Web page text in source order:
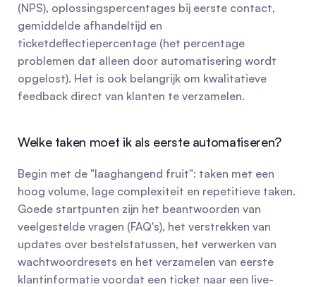
(NPS), oplossingspercentages bij eerste contact,
gemiddelde afhandeltijd en
ticketdeflectiepercentage (het percentage
problemen dat alleen door automatisering wordt
opgelost). Het is ook belangrijk om kwalitatieve
feedback direct van klanten te verzamelen.
Welke taken moet ik als eerste automatiseren?
Begin met de "laaghangend fruit": taken met een
hoog volume, lage complexiteit en repetitieve taken.
Goede startpunten zijn het beantwoorden van
veelgestelde vragen (FAQ's), het verstrekken van
updates over bestelstatussen, het verwerken van
wachtwoordresets en het verzamelen van eerste
klantinformatie voordat een ticket naar een live-